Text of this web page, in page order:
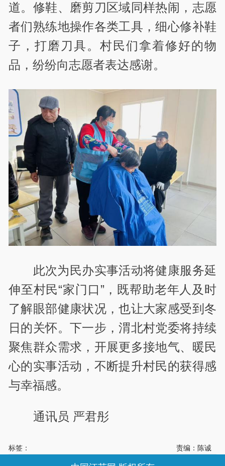
道。修鞋、磨剪刀区域同样热闹，志愿
者们熟练地操作各类工具，细心修补鞋
子，打磨刀具。村民们拿着修好的物
品，纷纷向志愿者表达感谢。
此次为民办实事活动将健康服务延
伸至村民“家门口”，既帮助老年人及时
了解眼部健康状况，也让大家感受到冬
日的关怀。下一步，渭北村党委将持续
聚焦群众需求，开展更多接地气、暖民
心的实事活动，不断提升村民的获得感
与幸福感。
通讯员 严君彤
标签： 责编：陈诚